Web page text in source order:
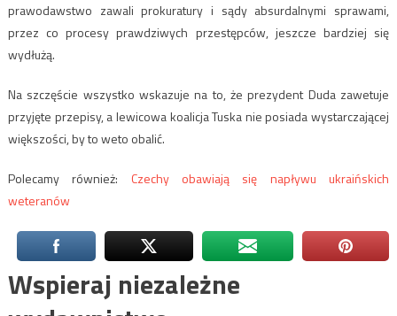
prawodawstwo zawali prokuratury i sądy absurdalnymi sprawami,
przez co procesy prawdziwych przestępców, jeszcze bardziej się
wydłużą.
Na szczęście wszystko wskazuje na to, że prezydent Duda zawetuje
przyjęte przepisy, a lewicowa koalicja Tuska nie posiada wystarczającej
większości, by to weto obalić.
Polecamy również: Czechy obawiają się napływu ukraińskich
weteranów
Wspieraj niezależne